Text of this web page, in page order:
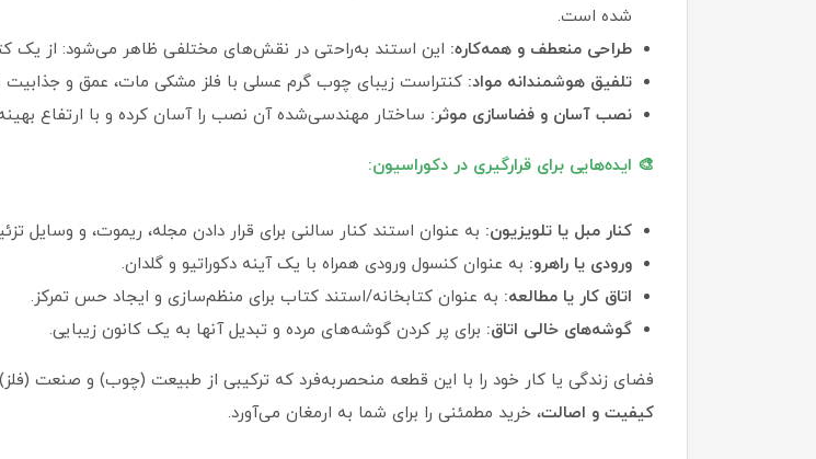
شده است.
طراحی منعطف و همه‌کاره: این استند به‌راحتی در نقش‌های مختلفی ظاهر می‌شود: از یک
تلفیق هوشمندانه مواد: کنتراست زیبای چوب گرم عسلی با فلز مشکی مات، عمق و
نصب آسان و فضاسازی موثر: ساختار مهندسی‌شده آن نصب را آسان کرده و با ارتفاع
🎨 ایده‌هایی برای قرارگیری در دکوراسیون:
کنار مبل یا تلویزیون: به عنوان استند کنار سالنی برای قرار دادن مجله، ریموت، و وسایل
ورودی یا راهرو: به عنوان کنسول ورودی همراه با یک آینه دکوراتیو و گلدان.
اتاق کار یا مطالعه: به عنوان کتابخانه/استند کتاب برای منظم‌سازی و ایجاد حس تمرکز.
گوشه‌های خالی اتاق: برای پر کردن گوشه‌های مرده و تبدیل آنها به یک کانون زیبایی.
فضای زندگی یا کار خود را با این قطعه منحصربه‌فرد که ترکیبی از طبیعت (چوب) و صنعت
کیفیت و اصالت، خرید مطمئنی را برای شما به ارمغان می‌آورد.